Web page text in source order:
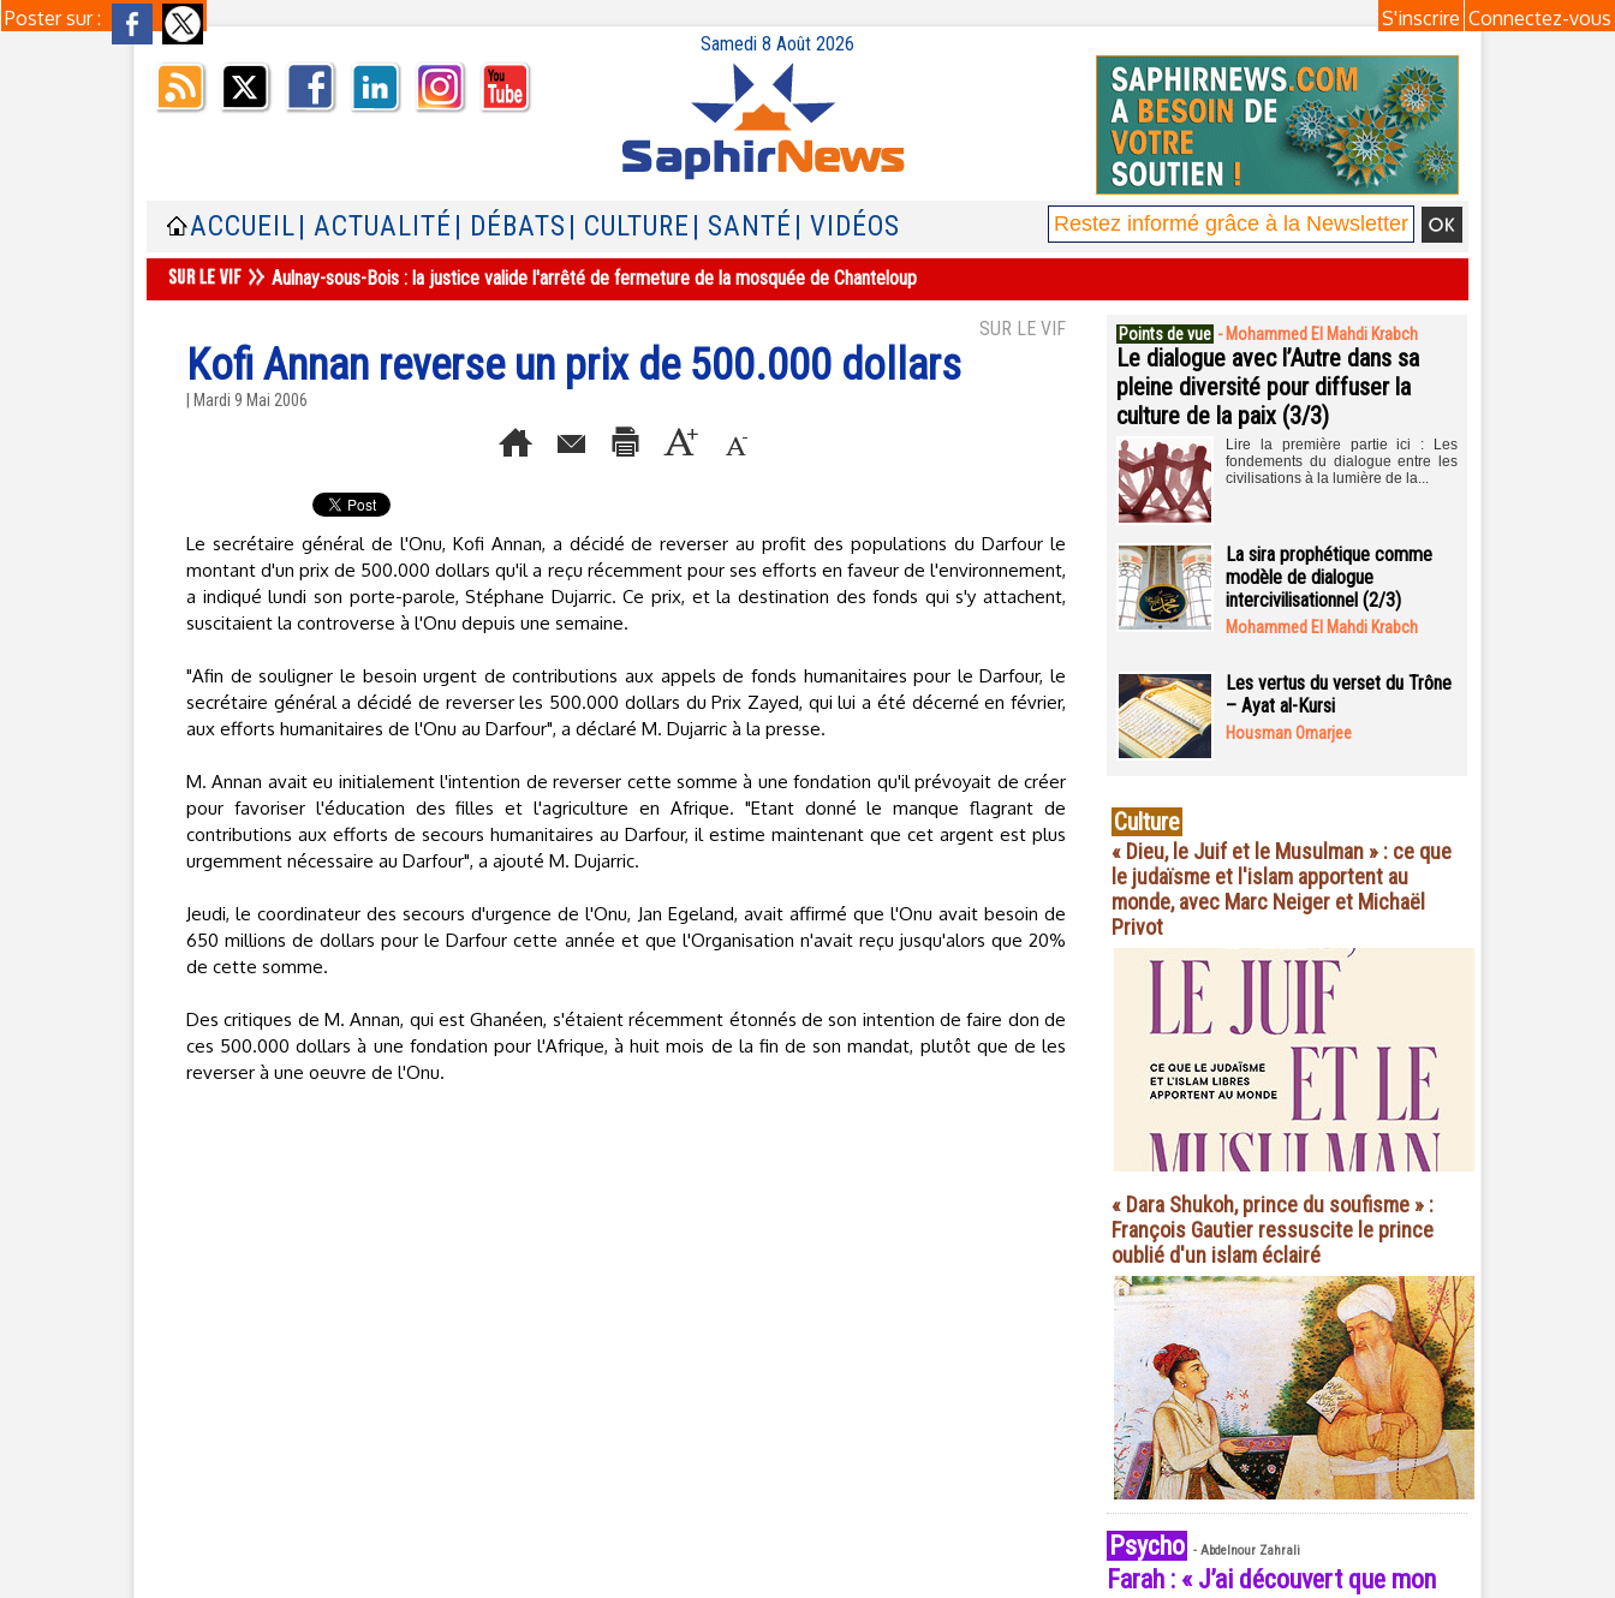
Poster sur : Connectez-vous
S'inscrire
Samedi 8 Août 2026
ACCUEIL | ACTUALITÉ | DÉBATS | CULTURE | SANTÉ | VIDÉOS
Aulnay-sous-Bois : la justice valide l'arrêté de fermeture de la mosquée de Chanteloup
SUR LE VIF
Kofi Annan reverse un prix de 500.000 dollars
| Mardi 9 Mai 2006
Le secrétaire général de l'Onu, Kofi Annan, a décidé de reverser au profit des populations du Darfour le
montant d'un prix de 500.000 dollars qu'il a reçu récemment pour ses efforts en faveur de l'environnement,
a indiqué lundi son porte-parole, Stéphane Dujarric. Ce prix, et la destination des fonds qui s'y attachent,
suscitaient la controverse à l'Onu depuis une semaine.
"Afin de souligner le besoin urgent de contributions aux appels de fonds humanitaires pour le Darfour, le
secrétaire général a décidé de reverser les 500.000 dollars du Prix Zayed, qui lui a été décerné en février,
aux efforts humanitaires de l'Onu au Darfour", a déclaré M. Dujarric à la presse.
M. Annan avait eu initialement l'intention de reverser cette somme à une fondation qu'il prévoyait de créer
pour favoriser l'éducation des filles et l'agriculture en Afrique. "Etant donné le manque flagrant de
contributions aux efforts de secours humanitaires au Darfour, il estime maintenant que cet argent est plus
urgemment nécessaire au Darfour", a ajouté M. Dujarric.
Jeudi, le coordinateur des secours d'urgence de l'Onu, Jan Egeland, avait affirmé que l'Onu avait besoin de
650 millions de dollars pour le Darfour cette année et que l'Organisation n'avait reçu jusqu'alors que 20%
de cette somme.
Des critiques de M. Annan, qui est Ghanéen, s'étaient récemment étonnés de son intention de faire don de
ces 500.000 dollars à une fondation pour l'Afrique, à huit mois de la fin de son mandat, plutôt que de les
reverser à une oeuvre de l'Onu.
Points de vue - Mohammed El Mahdi Krabch
Le dialogue avec l’Autre dans sa
pleine diversité pour diffuser la
culture de la paix (3/3)
Lire la première partie ici : Les
fondements du dialogue entre les
civilisations à la lumière de la...
La sira prophétique comme
modèle de dialogue
intercivilisationnel (2/3)
Mohammed El Mahdi Krabch
Les vertus du verset du Trône
– Ayat al-Kursi
Housman Omarjee
Culture
« Dieu, le Juif et le Musulman » : ce que
le judaïsme et l'islam apportent au
monde, avec Marc Neiger et Michaël
Privot
« Dara Shukoh, prince du soufisme » :
François Gautier ressuscite le prince
oublié d'un islam éclairé
Psycho - Abdelnour Zahrali
Farah : « J’ai découvert que mon